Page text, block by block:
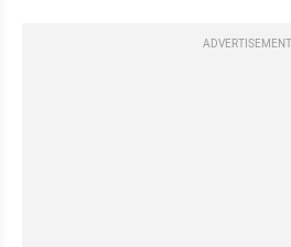
ADVERTISEMENT